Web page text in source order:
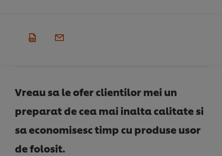
Vreau sa le ofer clientilor mei un
preparat de cea mai inalta calitate si
sa economisesc timp cu produse usor
de folosit.